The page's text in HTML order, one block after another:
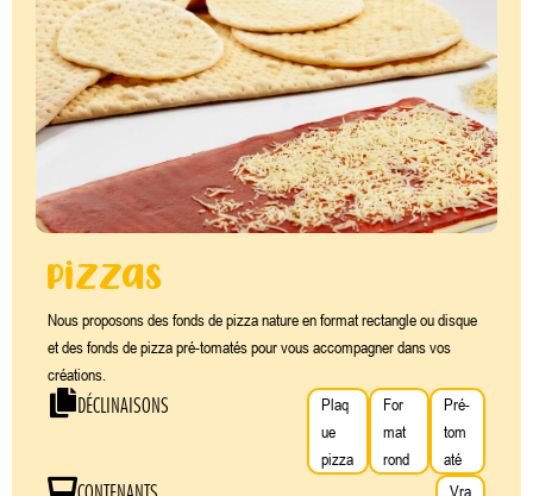
pizzas
Nous proposons des fonds de pizza nature en format rectangle ou disque
et des fonds de pizza pré-tomatés pour vous accompagner dans vos
créations.
DÉCLINAISONS
Plaq
ue
pizza
For
mat
rond
Pré-
tom
até
Vra